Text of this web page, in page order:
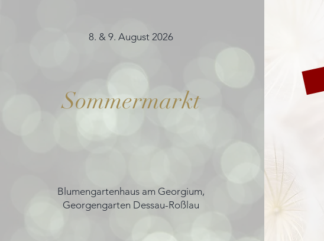
8. & 9. August 2026
Sommermarkt
Blumengartenhaus am Georgium,
Georgengarten Dessau-Roßlau